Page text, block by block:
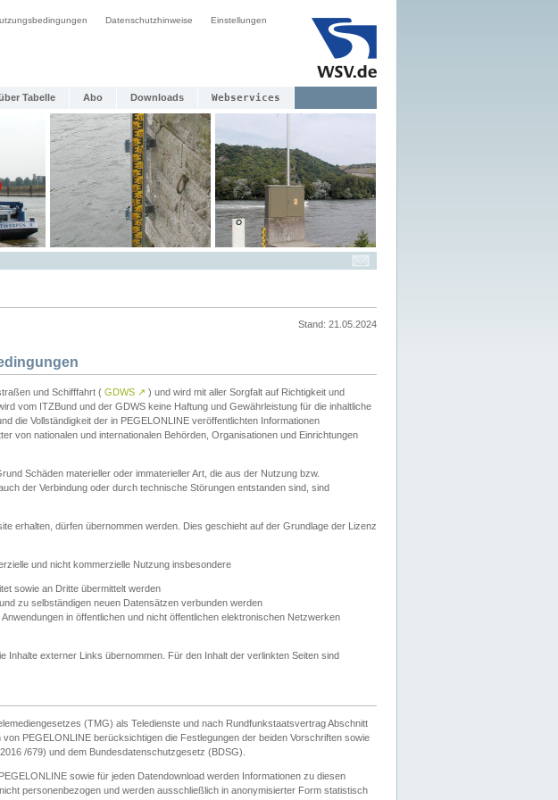
Datenschutzhinweise Einstellungen
Tabelle Abo Downloads Webservices
Stand: 21.05.2024
und Schifffahrt ( GDWS ↗ ) und wird mit aller Sorgfalt auf Richtigkeit und
vom ITZBund und der GDWS keine Haftung und Gewährleistung für die inhaltliche
die Vollständigkeit der in PEGELONLINE veröffentlichten Informationen
von nationalen und internationalen Behörden, Organisationen und Einrichtungen
Schäden materieller oder immaterieller Art, die aus der Nutzung bzw.
der Verbindung oder durch technische Störungen entstanden sind, sind
erhalten, dürfen übernommen werden. Dies geschieht auf der Grundlage der Lizenz
und nicht kommerzielle Nutzung insbesondere
sowie an Dritte übermittelt werden
zu selbständigen neuen Datensätzen verbunden werden
in öffentlichen und nicht öffentlichen elektronischen Netzwerken
Inhalte externer Links übernommen. Für den Inhalt der verlinkten Seiten sind
(TMG) als Teledienste und nach Rundfunkstaatsvertrag Abschnitt
PEGELONLINE berücksichtigen die Festlegungen der beiden Vorschriften sowie
/679) und dem Bundesdatenschutzgesetz (BDSG).
sowie für jeden Datendownload werden Informationen zu diesen
personenbezogen und werden ausschließlich in anonymisierter Form statistisch